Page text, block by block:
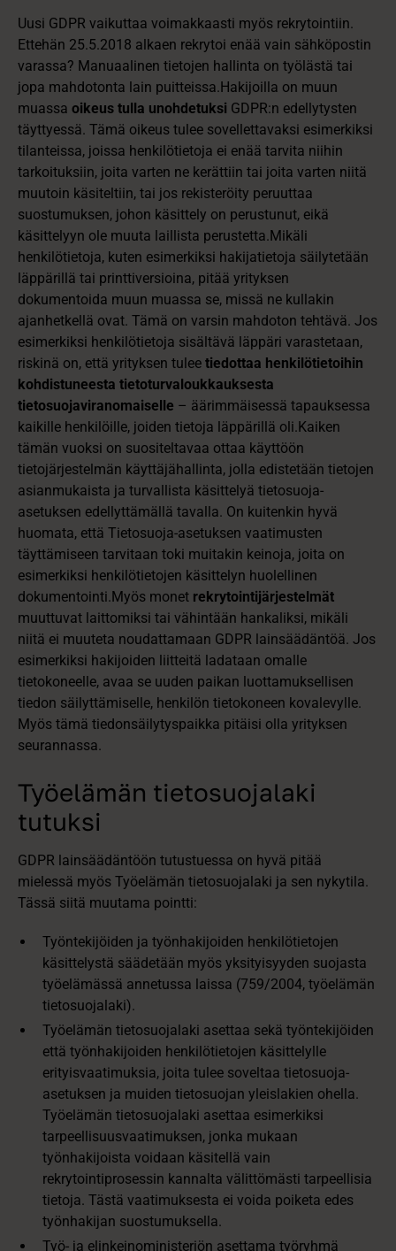
Uusi GDPR vaikuttaa voimakkaasti myös rekrytointiin.
Ettehän 25.5.2018 alkaen rekrytoi enää vain sähköpostin
varassa? Manuaalinen tietojen hallinta on työlästä tai
jopa mahdotonta lain puitteissa.Hakijoilla on muun
muassa oikeus tulla unohdetuksi GDPR:n edellytysten
täyttyessä. Tämä oikeus tulee sovellettavaksi esimerkiksi
tilanteissa, joissa henkilötietoja ei enää tarvita niihin
tarkoituksiin, joita varten ne kerättiin tai joita varten niitä
muutoin käsiteltiin, tai jos rekisteröity peruuttaa
suostumuksen, johon käsittely on perustunut, eikä
käsittelyyn ole muuta laillista perustetta.Mikäli
henkilötietoja, kuten esimerkiksi hakijatietoja säilytetään
läppärillä tai printtiversioina, pitää yrityksen
dokumentoida muun muassa se, missä ne kullakin
ajanhetkellä ovat. Tämä on varsin mahdoton tehtävä. Jos
esimerkiksi henkilötietoja sisältävä läppäri varastetaan,
riskinä on, että yrityksen tulee tiedottaa henkilötietoihin
kohdistuneesta tietoturvaloukkauksesta
tietosuojaviranomaiselle – äärimmäisessä tapauksessa
kaikille henkilöille, joiden tietoja läppärillä oli.Kaiken
tämän vuoksi on suositeltavaa ottaa käyttöön
tietojärjestelmän käyttäjähallinta, jolla edistetään tietojen
asianmukaista ja turvallista käsittelyä tietosuoja-
asetuksen edellyttämällä tavalla. On kuitenkin hyvä
huomata, että Tietosuoja-asetuksen vaatimusten
täyttämiseen tarvitaan toki muitakin keinoja, joita on
esimerkiksi henkilötietojen käsittelyn huolellinen
dokumentointi.Myös monet rekrytointijärjestelmät
muuttuvat laittomiksi tai vähintään hankaliksi, mikäli
niitä ei muuteta noudattamaan GDPR lainsäädäntöä. Jos
esimerkiksi hakijoiden liitteitä ladataan omalle
tietokoneelle, avaa se uuden paikan luottamuksellisen
tiedon säilyttämiselle, henkilön tietokoneen kovalevylle.
Myös tämä tiedonsäilytyspaikka pitäisi olla yrityksen
seurannassa.
Työelämän tietosuojalaki
tutuksi
GDPR lainsäädäntöön tutustuessa on hyvä pitää
mielessä myös Työelämän tietosuojalaki ja sen nykytila.
Tässä siitä muutama pointti:
Työntekijöiden ja työnhakijoiden henkilötietojen
käsittelystä säädetään myös yksityisyyden suojasta
työelämässä annetussa laissa (759/2004, työelämän
tietosuojalaki).
Työelämän tietosuojalaki asettaa sekä työntekijöiden
että työnhakijoiden henkilötietojen käsittelylle
erityisvaatimuksia, joita tulee soveltaa tietosuoja-
asetuksen ja muiden tietosuojan yleislakien ohella.
Työelämän tietosuojalaki asettaa esimerkiksi
tarpeellisuusvaatimuksen, jonka mukaan
työnhakijoista voidaan käsitellä vain
rekrytointiprosessin kannalta välittömästi tarpeellisia
tietoja. Tästä vaatimuksesta ei voida poiketa edes
työnhakijan suostumuksella.
Työ- ja elinkeinoministeriön asettama työryhmä